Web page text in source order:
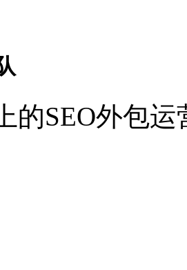
的SEO外包运